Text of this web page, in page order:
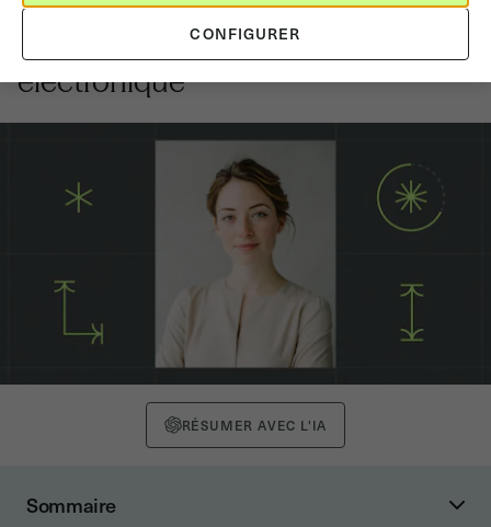
Les étapes pour se mettre en
conformité avec la facturation
électronique
RÉSUMER AVEC L'IA
Sommaire
CONFIGURER